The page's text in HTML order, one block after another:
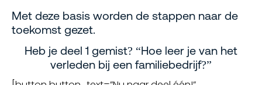
Met deze basis worden de stappen naar de
toekomst gezet.
Heb je deel 1 gemist? “Hoe leer je van het
verleden bij een familiebedrijf?”